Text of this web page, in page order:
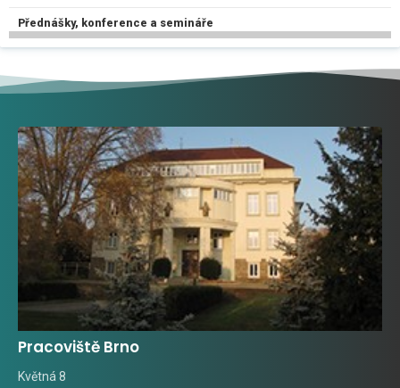
Přednášky, konference a semináře
Pracoviště Brno
Květná 8